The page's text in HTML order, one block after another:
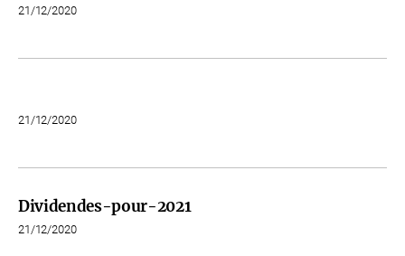
21/12/2020
21/12/2020
Dividendes-pour-2021
21/12/2020